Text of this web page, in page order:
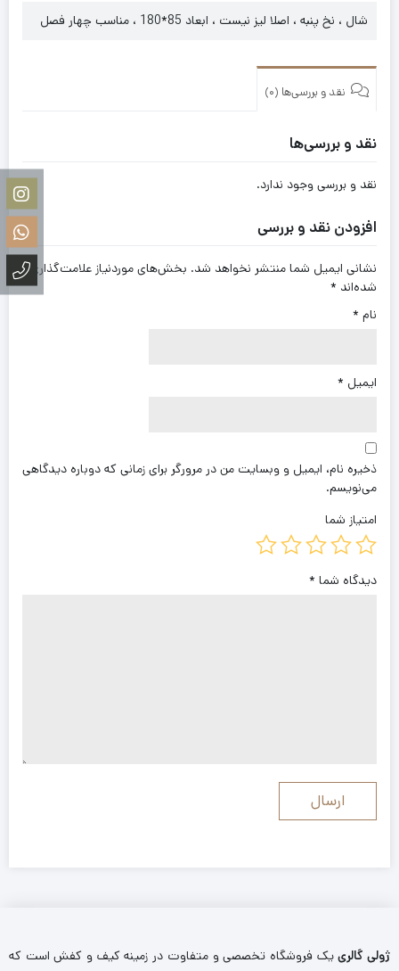
شال ، نخ پنبه ، اصلا لیز نیست ، ابعاد 85*180 ، مناسب چهار فصل
نقد و بررسی‌ها (0)
نقد و بررسی‌ها
نقد و بررسی وجود ندارد.
افزودن نقد و بررسی
نشانی ایمیل شما منتشر نخواهد شد. بخش‌های موردنیاز علامت‌گذاری
شده‌اند *
نام *
ایمیل *
ذخیره نام، ایمیل و وبسایت من در مرورگر برای زمانی که دوباره دیدگاهی
می‌نویسم.
امتیاز شما
دیدگاه شما *
ژولی گالرییک فروشگاه تخصصی و متفاوت در زمینه کیف و کفش است که